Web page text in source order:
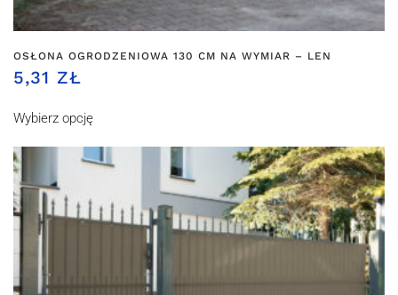
OSŁONA OGRODZENIOWA 130 CM NA WYMIAR – LEN
5,31 ZŁ
Wybierz opcję